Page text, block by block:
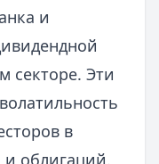
и
секторе. Эти
в
и облигаций.